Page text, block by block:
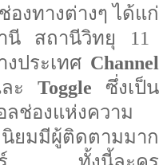
องทางต่างๆได้แก่
นี สถานีวิทยุ 11
ประเทศ Channel
ะ Toggle
ซึ่งเป็น
ช่องแห่งความ
ยมมีผู้ติดตามมาก